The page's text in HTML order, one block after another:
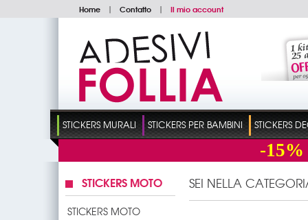
Home | Contatto | Il mio account
STICKERS MURALI STICKERS PER BAMBINI STICKERS
-15%
STICKERS MOTO
STICKERS MOTO
SEI NELLA